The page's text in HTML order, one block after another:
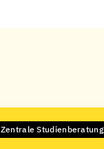
Zentrale Studienberatung